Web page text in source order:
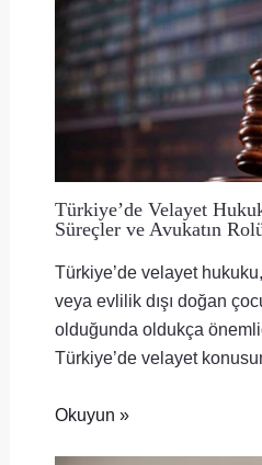
Türkiye’de Velayet
Süreçler ve Avukatın
Türkiye’de velayet
veya evlilik dışı doğan
olduğunda oldukça
Türkiye’de velayet
Okuyun »